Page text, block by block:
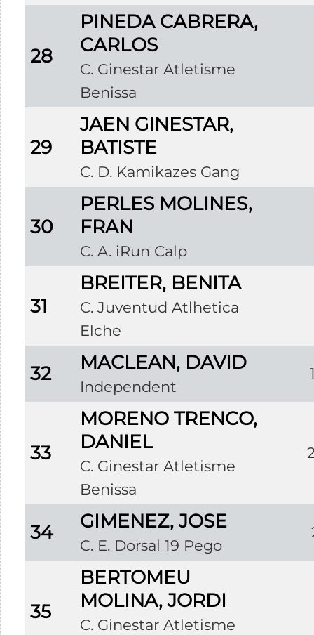
28
PINEDA CABRERA,
CARLOS
C. Ginestar Atletisme
Benissa
29
JAEN GINESTAR,
BATISTE
C. D. Kamikazes Gang
30
PERLES MOLINES,
FRAN
C. A. iRun Calp
31
BREITER, BENITA
C. Juventud Atlhetica
Elche
32 MACLEAN, DAVID
Independent
33
MORENO TRENCO,
DANIEL
C. Ginestar Atletisme
Benissa
34 GIMENEZ, JOSE
C. E. Dorsal 19 Pego
35
BERTOMEU
MOLINA, JORDI
C. Ginestar Atletisme